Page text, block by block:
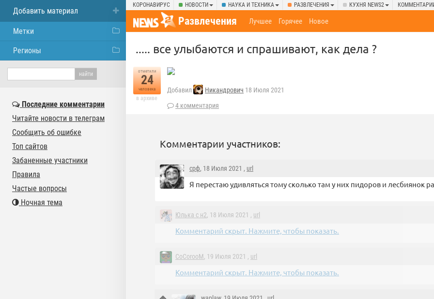
КОРОНАВИРУС НОВОСТИ НАУКА И ТЕХНИКА РАЗВЛЕЧЕНИЯ КУХНЯ NEWS2
Развлечения Лучшее Горячее Новое
..... все улыбаются и спрашивают, как дела ?
отметили
24
человека
в архиве
Добавил Никандрович 18 Июля 2021
4 комментария
Комментарии участников:
срф, 18 Июля 2021 , url
Я перестаю удивляться тому сколько там у них пидоров и лесбиянок
Юлька с н2, 18 Июля 2021 , url
Комментарий скрыт. Нажмите, чтобы показать.
CoCorooM, 19 Июля 2021 , url
Комментарий скрыт. Нажмите, чтобы показать.
Добавить материал
Метки
Регионы
Последние комментарии
Читайте новости в телеграм
Сообщить об ошибке
Топ сайтов
Забаненные участники
Правила
Частые вопросы
Ночная тема